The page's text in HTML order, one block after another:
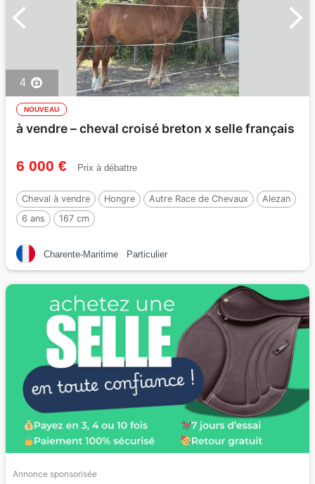
4
NOUVEAU
à vendre – cheval croisé breton x selle français
6 000 € Prix à débattre
Cheval à vendre Hongre Autre Race de Chevaux
Alezan
6 ans
167 cm
Charente-Maritime Particulier
Annonce sponsorisée